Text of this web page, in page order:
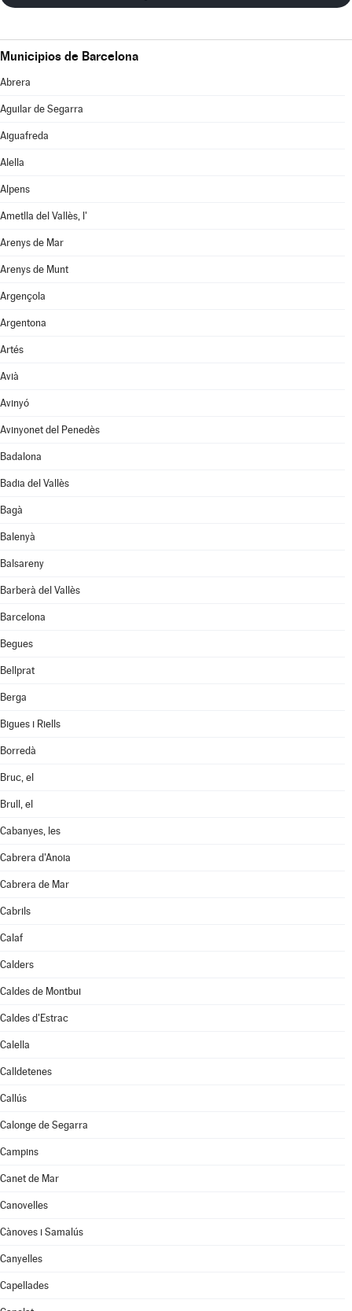
Municipios de Barcelona
Abrera
Aguilar de Segarra
Aiguafreda
Alella
Alpens
Ametlla del Vallès, l'
Arenys de Mar
Arenys de Munt
Argençola
Argentona
Artés
Avià
Avinyó
Avinyonet del Penedès
Badalona
Badia del Vallès
Bagà
Balenyà
Balsareny
Barberà del Vallès
Barcelona
Begues
Bellprat
Berga
Bigues i Riells
Borredà
Bruc, el
Brull, el
Cabanyes, les
Cabrera d'Anoia
Cabrera de Mar
Cabrils
Calaf
Calders
Caldes de Montbui
Caldes d'Estrac
Calella
Calldetenes
Callús
Calonge de Segarra
Campins
Canet de Mar
Canovelles
Cànoves i Samalús
Canyelles
Capellades